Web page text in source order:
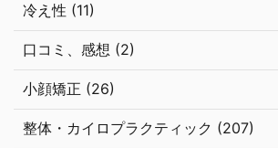
冷え性 (11)
口コミ、感想 (2)
小顔矯正 (26)
整体・カイロプラクティック (207)